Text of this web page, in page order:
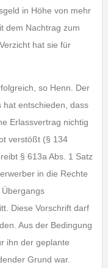
in Höhe von mehr
dem Nachtrag zum
hat sie für
so Henn. Der
hat entschieden, dass
Erlassvertrag nichtig
verstößt (§ 134
§ 613a Abs. 1 Satz
in die Rechte
Diese Vorschrift darf
Aus der Bedingung
ihn der geplante
Grund war.